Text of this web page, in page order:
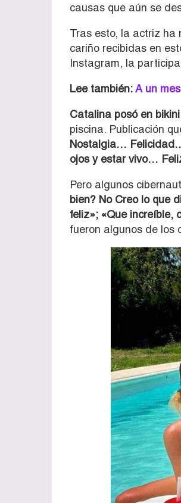
causas que aún se
Tras esto, la actriz ha
cariño recibidas en
Instagram, la
Lee también:A un
Catalina posó en
piscina. Publicación
Nostalgia…
ojos y estar vivo…
Pero algunos
bien? No Creo lo que
feliz»; «Que increíble,
fueron algunos de los